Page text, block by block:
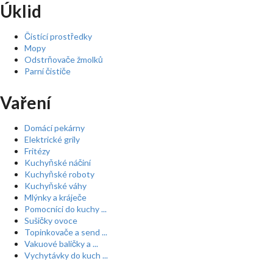
Úklid
Čistící prostředky
Mopy
Odstrňovače žmolků
Parní čističe
Vaření
Domácí pekárny
Elektrické grily
Fritézy
Kuchyňské náčiní
Kuchyňské roboty
Kuchyňské váhy
Mlýnky a kráječe
Pomocníci do kuchy ...
Sušičky ovoce
Topinkovače a send ...
Vakuové baličky a ...
Vychytávky do kuch ...